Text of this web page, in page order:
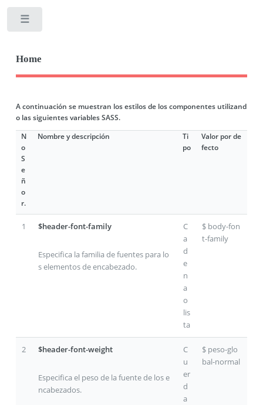
Home
A continuación se muestran los estilos de los componentes utilizand
o las siguientes variables SASS.
N
o
S
e
ñ
o
r.
Nombre y descripción
Ti
po
Valor por de
fecto
1 $header-font-family
Especifica la familia de fuentes para lo
s elementos de encabezado.
C
a
d
e
n
a
o
lis
ta
$ body-fon
t-family
2 $header-font-weight
Especifica el peso de la fuente de los e
ncabezados.
C
u
er
d
a
$ peso-glo
bal-normal